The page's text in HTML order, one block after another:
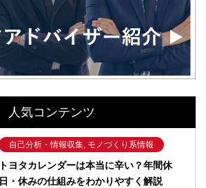
人気コンテンツ
自己分析・情報収集, モノづくり系情報
トヨタカレンダーは本当に辛い？年間休
日・休みの仕組みをわかりやすく解説